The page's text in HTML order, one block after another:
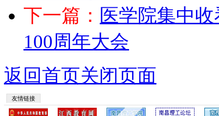
下一篇： 医学院集中
100周年大会
返回首页关闭页面
友情链接